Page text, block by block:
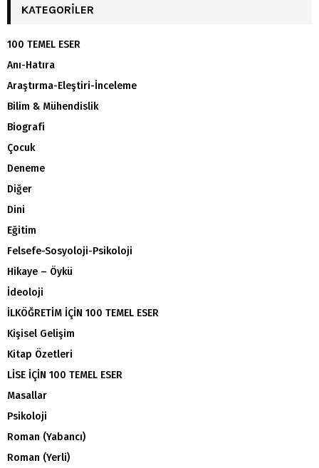
KATEGORILER
100 TEMEL ESER
Anı-Hatıra
Araştırma-Eleştiri-İnceleme
Bilim & Mühendislik
Biografi
Çocuk
Deneme
Diğer
Dini
Eğitim
Felsefe-Sosyoloji-Psikoloji
Hikaye – Öykü
İdeoloji
İLKÖĞRETİM İÇİN 100 TEMEL ESER
Kişisel Gelişim
Kitap Özetleri
LİSE İÇİN 100 TEMEL ESER
Masallar
Psikoloji
Roman (Yabancı)
Roman (Yerli)